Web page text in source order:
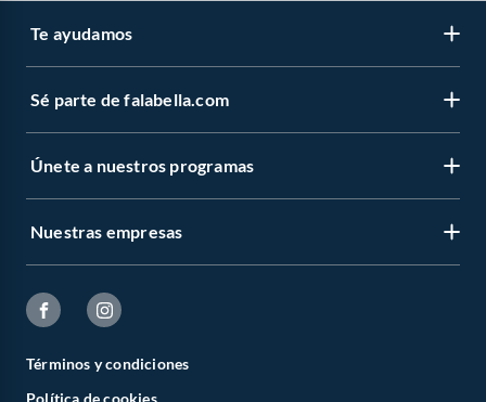
Te ayudamos
Sé parte de falabella.com
Únete a nuestros programas
Nuestras empresas
Términos y condiciones